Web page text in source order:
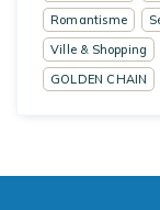
Romantisme
Ville & Shopping
GOLDEN CHAIN